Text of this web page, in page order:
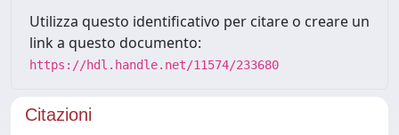
Utilizza questo identificativo per citare o creare un
link a questo documento:
https://hdl.handle.net/11574/233680
Citazioni